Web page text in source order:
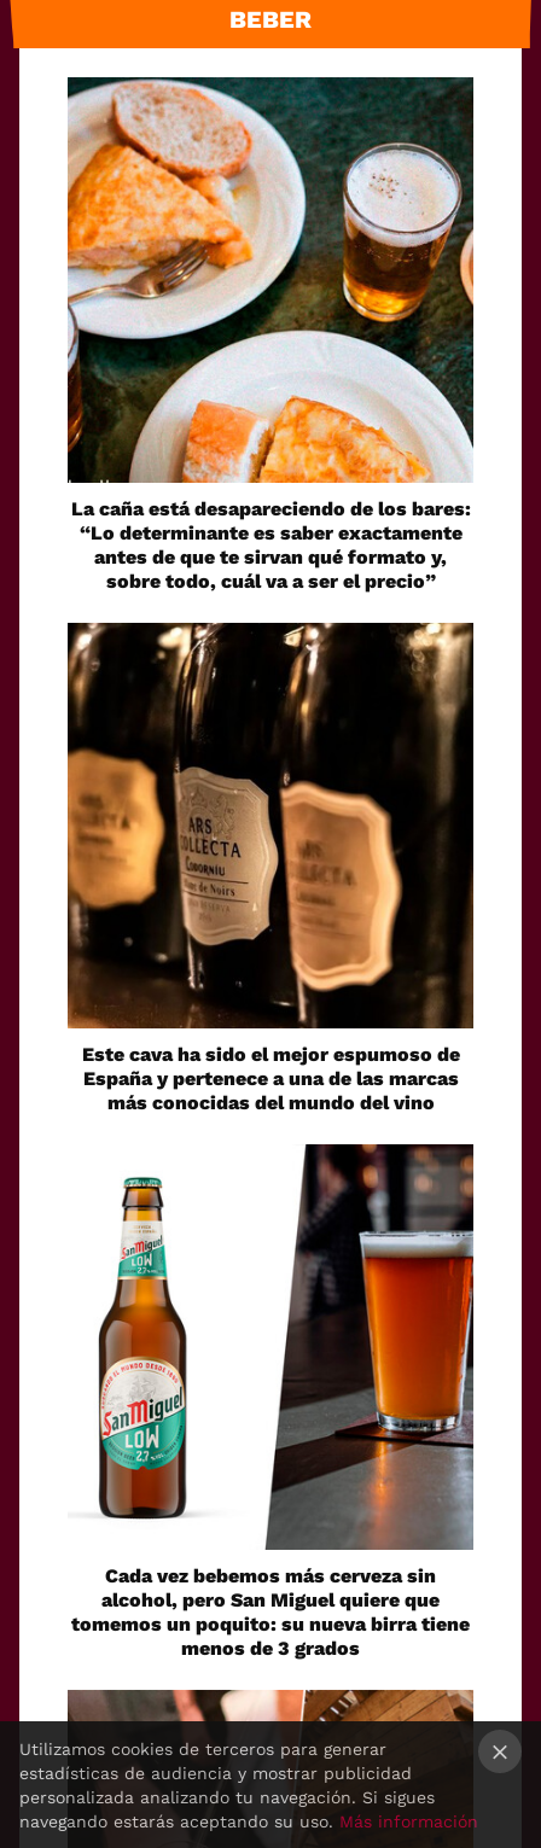
BEBER
La caña está desapareciendo de los bares:
“Lo determinante es saber exactamente
antes de que te sirvan qué formato y,
sobre todo, cuál va a ser el precio”
Este cava ha sido el mejor espumoso de
España y pertenece a una de las marcas
más conocidas del mundo del vino
Cada vez bebemos más cerveza sin
alcohol, pero San Miguel quiere que
tomemos un poquito: su nueva birra tiene
menos de 3 grados
Utilizamos cookies de terceros para generar
estadísticas de audiencia y mostrar publicidad
personalizada analizando tu navegación. Si sigues
navegando estarás aceptando su uso. Más información